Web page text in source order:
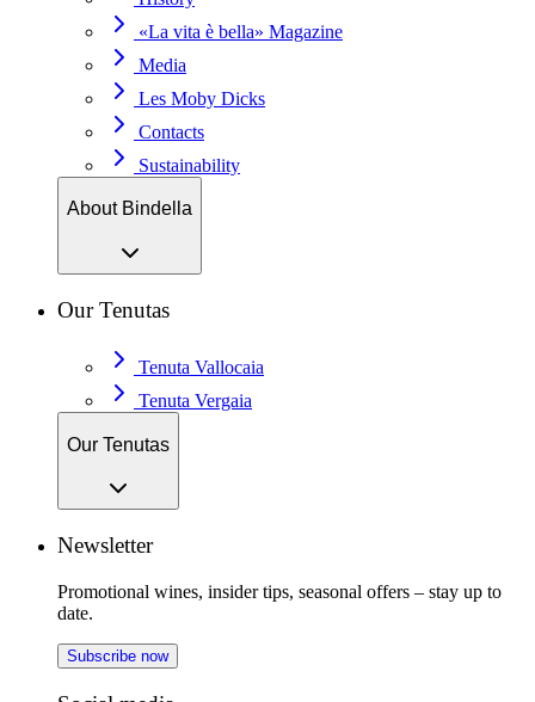
«La vita è bella» Magazine
Media
Les Moby Dicks
Contacts
Sustainability
About Bindella
Our Tenutas
Tenuta Vallocaia
Tenuta Vergaia
Our Tenutas
Newsletter
Promotional wines, insider tips, seasonal offers – stay up to
date.
Subscribe now